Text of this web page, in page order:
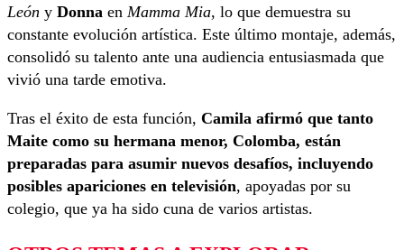
León y Donna en Mamma Mia, lo que demuestra su
constante evolución artística. Este último montaje, además,
consolidó su talento ante una audiencia entusiasmada que
vivió una tarde emotiva.
Tras el éxito de esta función, Camila afirmó que tanto
Maite como su hermana menor, Colomba, están
preparadas para asumir nuevos desafíos, incluyendo
posibles apariciones en televisión, apoyadas por su
colegio, que ya ha sido cuna de varios artistas.